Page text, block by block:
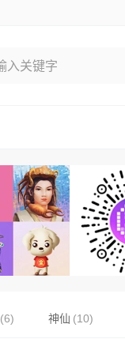
(6) 神仙 (10)